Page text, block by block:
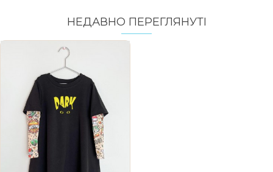
НЕДАВНО ПЕРЕГЛЯНУТI